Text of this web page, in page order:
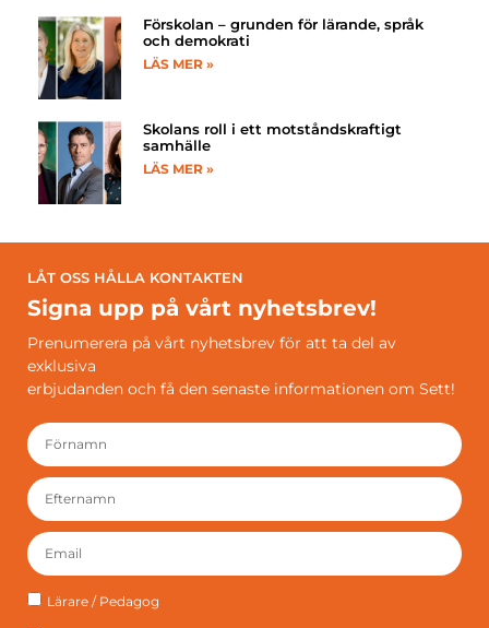
Förskolan – grunden för lärande, språk
och demokrati
LÄS MER »
Skolans roll i ett motståndskraftigt
samhälle
LÄS MER »
LÅT OSS HÅLLA KONTAKTEN
Signa upp på vårt nyhetsbrev!
Prenumerera på vårt nyhetsbrev för att ta del av
exklusiva
erbjudanden och få den senaste informationen om Sett!
Lärare / Pedagog